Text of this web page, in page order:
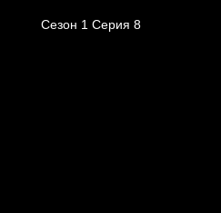
Сезон 1 Серия 8